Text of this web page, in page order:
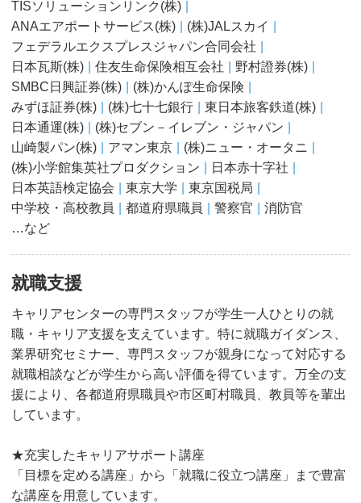
TISソリューションリンク(株)
ANAエアポートサービス(株)
(株)JALスカイ
フェデラルエクスプレスジャパン合同会社
日本瓦斯(株)
住友生命保険相互会社
野村證券(株)
SMBC日興証券(株)
(株)かんぽ生命保険
みずほ証券(株)
(株)七十七銀行
東日本旅客鉄道(株)
日本通運(株)
(株)セブン－イレブン・ジャパン
山崎製パン(株)
アマン東京
(株)ニュー・オータニ
(株)小学館集英社プロダクション
日本赤十字社
日本英語検定協会
東京大学
東京国税局
中学校・高校教員
都道府県職員 警察官
消防官
…など
就職支援
キャリアセンターの専門スタッフが学生一人ひとりの就
職・キャリア支援を支えています。特に就職ガイダンス、
業界研究セミナー、専門スタッフが親身になって対応する
就職相談などが学生から高い評価を得ています。万全の支
援により、各都道府県職員や市区町村職員、教員等を輩出
しています。
★充実したキャリアサポート講座
「目標を定める講座」から「就職に役立つ講座」まで豊富
な講座を用意しています。